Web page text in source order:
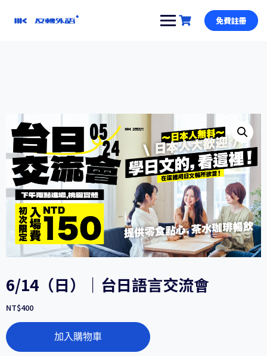
免費註冊
6/14（日）｜台日語言交流會
NT$400
6/14（日）
｜
台
加入購物車